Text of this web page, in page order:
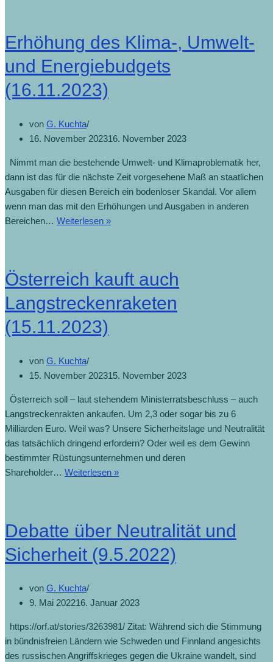
Sicherung
freien
Schifffahrt
im
Meer
(6.3.2024)
Erhöhung des Klima-, Umwelt-
und Energiebudgets
(16.11.2023)
von G. Kuchta
16. November 202316. November 2023
Nimmt man die bestehende Umwelt- und Klimaproblematik her,
dann ist das für die nächste Zeit vorgesehene Maß an staatlichen
Ausgaben für diesen Bereich ein bodenloser Skandal. Vor allem
wenn man das mit den Erhöhungen und Ausgaben in anderen
Bereichen… Weiterlesen »Erhöhung
und
(16.11.2023)
Österreich kauft auch
Langstreckenraketen
(15.11.2023)
von G. Kuchta
15. November 202315. November 2023
Österreich soll – laut stehendem Ministerratsbeschluss – auch
Langstreckenrakten ankaufen. Um 2,3 oder sogar bis zu 6
Milliarden Euro. Weil was? Unsere Sicherheitslage und Neutralität
das tatsächlich dringend erfordern? Oder weil es dem Gewinn
bestimmter Rüstungsunternehmen und deren
Shareholder… Weiterlesen »Österreich
(15.11.2023)
Debatte über Neutralität und
Sicherheit (9.5.2022)
von G. Kuchta
9. Mai 202216. Januar 2023
https://orf.at/stories/3263981/ Zitat: Während sich die Stimmung
in bündnisfreien Ländern wie Schweden und Finnland angesichts
des russischen Angriffskrieges gegen die Ukraine wandelt, sind